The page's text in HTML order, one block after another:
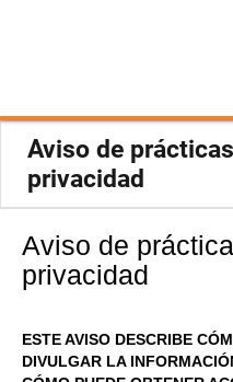
Aviso de
privacidad
Aviso de
privacidad
ESTE AVISO DESCRIBE
DIVULGAR LA